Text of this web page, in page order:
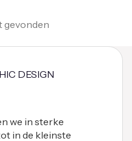
gevonden
DESIGN
we in sterke
in de kleinste